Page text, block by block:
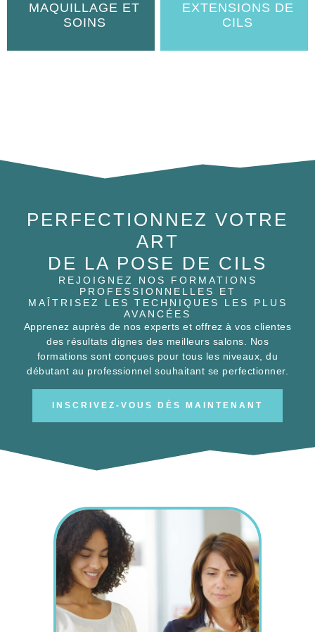
MAQUILLAGE ET
SOINS
EXTENSIONS DE
CILS
PERFECTIONNEZ VOTRE
ART
DE LA POSE DE CILS
REJOIGNEZ NOS FORMATIONS
PROFESSIONNELLES ET
MAÎTRISEZ LES TECHNIQUES LES PLUS
AVANCÉES
Apprenez auprès de nos experts et offrez à vos clientes
des résultats dignes des meilleurs salons. Nos
formations sont conçues pour tous les niveaux, du
débutant au professionnel souhaitant se perfectionner.
INSCRIVEZ-VOUS DÈS MAINTENANT